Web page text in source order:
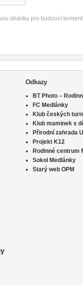
stránku pro budoucí
Odkazy
BT Photo –
FC Medlánky
Klub českých
Klub maminek s
Přirodní zahrada
Projekt K12
Rodinné centrum
Sokol Medlánky
Starý web OPM